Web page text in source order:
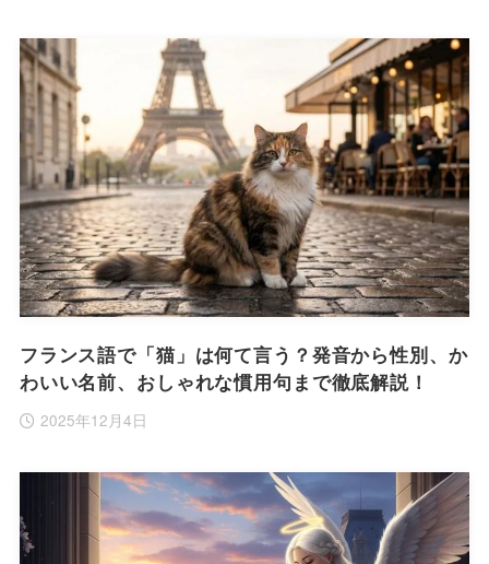
フランス語で「猫」は何て言う？発音から性別、か
わいい名前、おしゃれな慣用句まで徹底解説！
2025年12月4日